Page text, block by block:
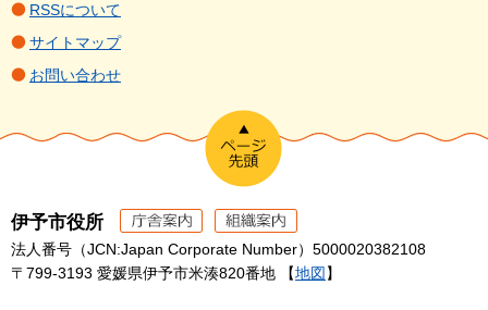
RSSについて
サイトマップ
お問い合わせ
伊予市役所
法人番号（JCN:Japan Corporate Number）5000020382108
〒799-3193 愛媛県伊予市米湊820番地 【地図 】